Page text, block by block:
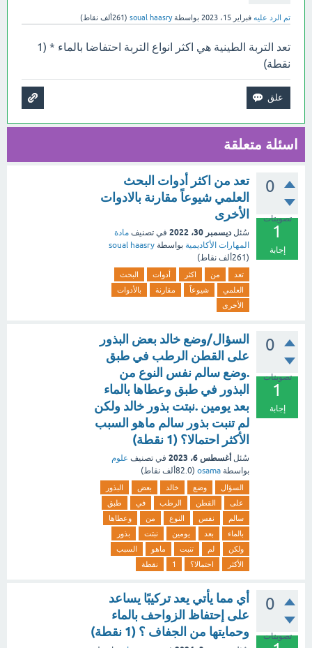
تم الرد عليه فبراير 15، 2023 بواسطةsoual haasry
(261ألف نقاط)
تعد التربة الطينية هي اكثر انواع التربة احتفاضا بالماء * (1
نقطة)
اسئلة متعلقة
0
تصويتات
1
إجابة
تعد من اكثر أدوات البحث
العلمي شيوعاً مقارنة بالادوات
الأخرى
سُئل ديسمبر 30، 2022 في تصنيف مادة
المهارات الأكاديمية بواسطة soual haasry
( 261ألف نقاط)
تعد من اكثر أدوات
البحث
العلمي
شيوعاً مقارنة
بالأدوات
الأخرى
0
تصويتات
1
إجابة
السؤال/وضع خالد بعض البذور
على القطن الرطب في طبق
.وضع سالم نفس النوع من
البذور في طبق وعطاها بالماء
بعد يومين .نبتت بذور خالد ولكن
لم تنبت بذور سالم ماهو السبب
الأكثر احتمالا؟ (1 نقطة)
سُئل أغسطس 6، 2023 في تصنيف علوم
بواسطة osama
(82.0ألف نقاط)
السؤال وضع خالد بعض
البذور
على
القطن الرطب في
طبق
سالم
نفس النوع من
وعطاها
بالماء
بعد يومين نبتت
بذور
ولكن
لم تنبت ماهو
السبب
الأكثر
احتمالا؟ 1 نقطة
0
تصويتات
أي مما يأتي يعد تركيبًا يساعد
على إحتفاظ الزواحف بالماء
وحمايتها من الجفاف ؟ (1 نقطة)